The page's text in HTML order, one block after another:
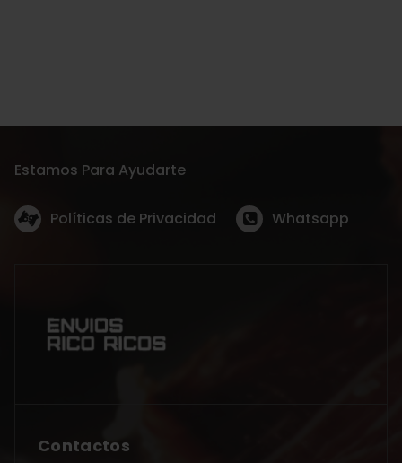
Estamos Para Ayudarte
Políticas de Privacidad Whatsapp
Contactos